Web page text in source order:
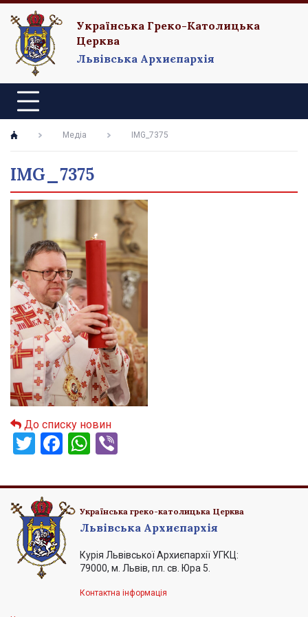
Українська Греко-Католицька
Церква
Львівська Архиєпархія
Медіа IMG_7375
IMG_7375
До списку новин
Twitter
Facebook
WhatsApp
Українська греко-католицька Церква
Львівська Архиєпархія
Курія Львівської Архиєпархії УГКЦ:
79000, м. Львів, пл. св. Юра 5.
Контактна інформація